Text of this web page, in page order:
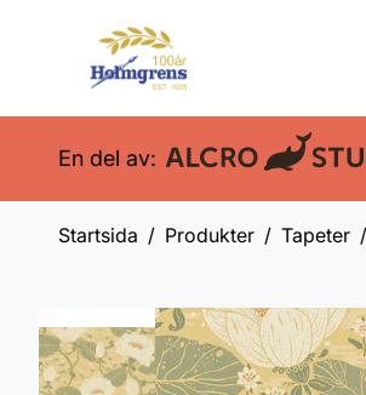
En del av:
Startsida Produkter Tapeter